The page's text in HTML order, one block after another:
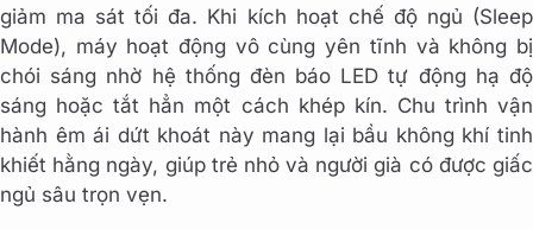
giảm ma sát tối đa. Khi kích hoạt chế độ ngủ (Sleep
Mode), máy hoạt động vô cùng yên tĩnh và không bị
chói sáng nhờ hệ thống đèn báo LED tự động hạ độ
sáng hoặc tắt hẳn một cách khép kín. Chu trình vận
hành êm ái dứt khoát này mang lại bầu không khí tinh
khiết hằng ngày, giúp trẻ nhỏ và người già có được giấc
ngủ sâu trọn vẹn.